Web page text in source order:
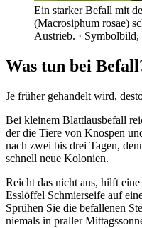
Ein starker Befall mit
(Macrosiphum rosae)
Austrieb. ·
Was tun bei
Je früher gehandelt wird,
Bei kleinem Blattlausbefall
der die Tiere von Knospen
nach zwei bis drei Tagen,
schnell neue Kolonien.
Reicht das nicht aus, hilft
Esslöffel Schmierseife auf
Sprühen Sie die befallenen
niemals in praller